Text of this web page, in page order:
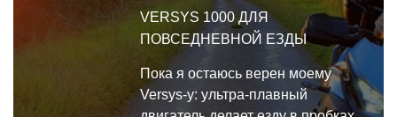
VERSYS 1000 ДЛЯ
ПОВСЕДНЕВНОЙ ЕЗДЫ
Пока я остаюсь верен моему
Versys-у: ультра-плавный